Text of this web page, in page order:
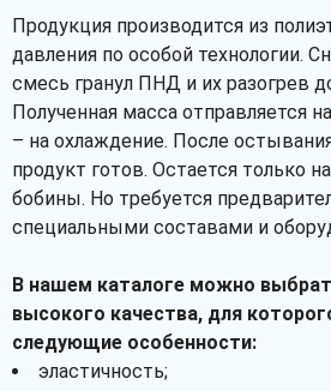
Продукция производится из
давления по особой технологии.
смесь гранул ПНД и их разогрев
Полученная масса отправляется
– на охлаждение. После
продукт готов. Остается только
бобины. Но требуется
специальными составами и
В нашем каталоге можно
высокого качества, для
следующие особенности:
эластичность;